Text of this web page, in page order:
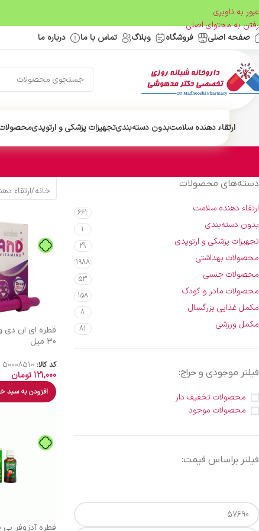
عبور به ناوبری
رفتن به محتوای اصلی
صفحه اصلی
فروشگاه وبلاگ تماس با ما درباره ما
ارتقاء دهنده سلامتبدون دسته‌بندیتجهیزات پزشکی و ارتوپدی
دسته‌های محصولات
ارتقاء دهنده سلامت 661
بدون دسته‌بندی 1
تجهیزات پزشکی و ارتوپدی 29
محصولات بهداشتی 1988
محصولات جنسی 53
محصولات مادر و کودک 158
مکمل غذایی بزرگسال 8
مکمل ورزشی 81
فیلتر موجودی و حراج:
محصولات تخفیف دار
محصولات موجود
فیلتر براساس قیمت:
خانه/ارتقاء
قطره ای ان دی
30 میل
کد کالا: 50008510
121,000 تومان
افزودن به سبد
قطره آدزوفر